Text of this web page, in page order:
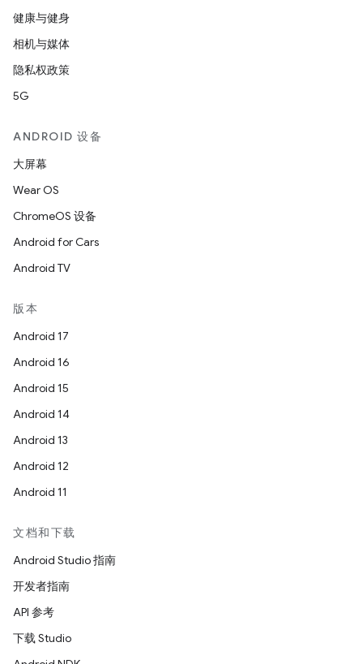
健康与健身
相机与媒体
隐私权政策
5G
ANDROID 设备
大屏幕
Wear OS
ChromeOS 设备
Android for Cars
Android TV
版本
Android 17
Android 16
Android 15
Android 14
Android 13
Android 12
Android 11
文档和下载
Android Studio 指南
开发者指南
API 参考
下载 Studio